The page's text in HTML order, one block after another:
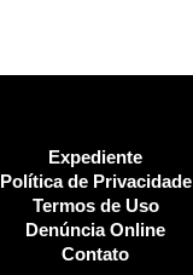
Expediente
Política de Privacidade
Termos de Uso
Denúncia Online
Contato